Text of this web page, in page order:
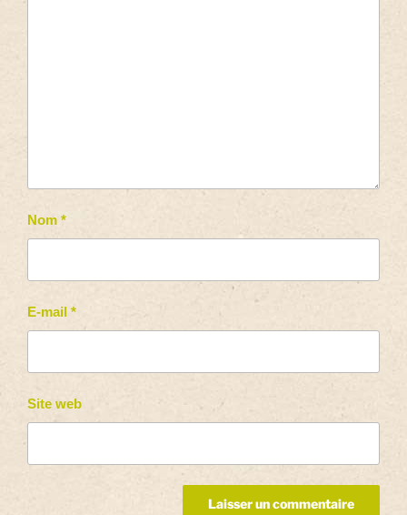
Nom *
E-mail *
Site web